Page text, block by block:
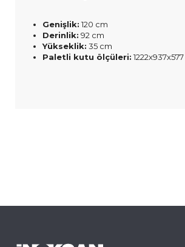
Genişlik: 120 cm
Derinlik: 92 cm
Yükseklik: 35 cm
Paletli kutu ölçüleri: